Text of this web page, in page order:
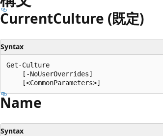
CurrentCulture (既定)
Syntax
Get-Culture
    [-NoUserOverrides]
Name
Syntax